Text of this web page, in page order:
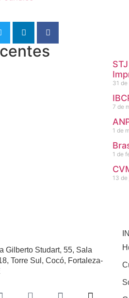
31
7 de
1 de
1 de
13
Gilberto Studart, 55, Sala
Torre Sul, Cocó, Fortaleza-